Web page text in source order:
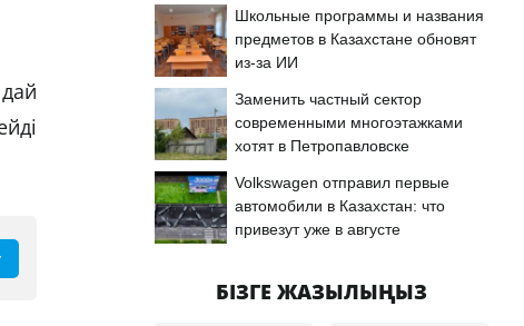
Школьные программы и названия
предметов в Казахстане обновят
из-за ИИ
Заменить частный сектор
современными многоэтажками
хотят в Петропавловске
Volkswagen отправил первые
автомобили в Казахстан: что
привезут уже в августе
БІЗГЕ ЖАЗЫЛЫҢЫЗ